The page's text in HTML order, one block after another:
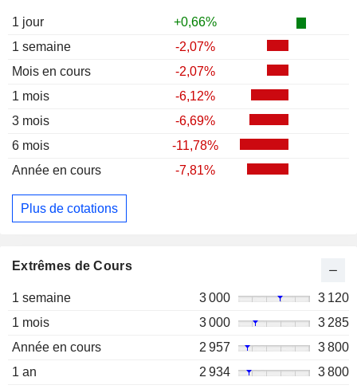
1 jour
+0,66%
1 semaine
-2,07%
Mois en cours
-2,07%
1 mois
-6,12%
3 mois
-6,69%
6 mois
-11,78%
Année en cours
-7,81%
Plus de cotations
Extrêmes de Cours
1 semaine 3 000
3 120
1 mois
3 000
3 285
Année en cours
2 957
3 800
1 an
2 934
3 800